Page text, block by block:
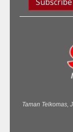
Taman Telkomas,